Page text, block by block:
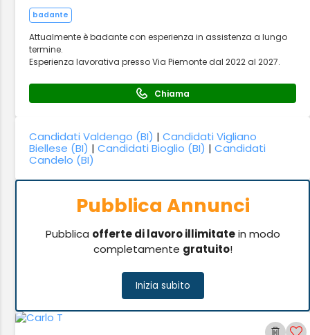
badante
Attualmente è badante con esperienza in assistenza a lungo
termine.
Esperienza lavorativa presso Via Piemonte dal 2022 al 2027.
Chiama
Candidati Valdengo (BI) |Candidati Vigliano
Biellese (BI) |Candidati Bioglio (BI) |Candidati
Candelo (BI)
Pubblica Annunci
Pubblica offerte di lavoro illimitatein modo
completamente gratuito!
Inizia subito